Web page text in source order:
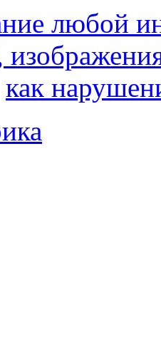
любой
как